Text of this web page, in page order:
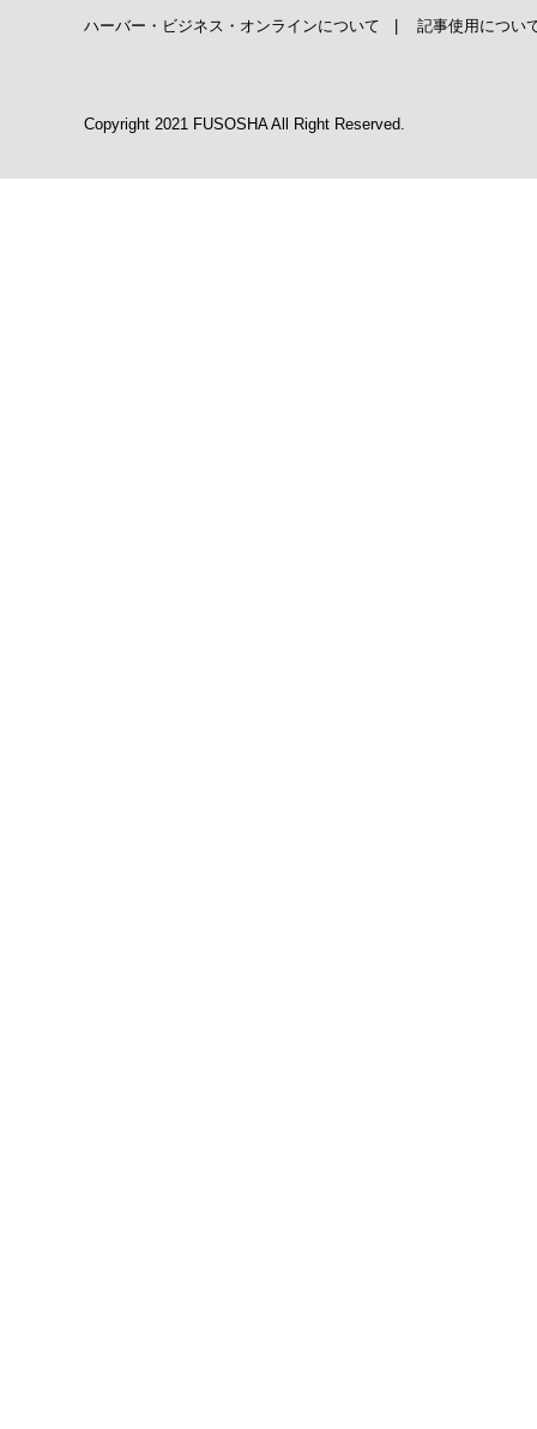
ハーバー・ビジネス・オンラインについて 記事使用につい
Copyright 2021 FUSOSHA All Right Reserved.